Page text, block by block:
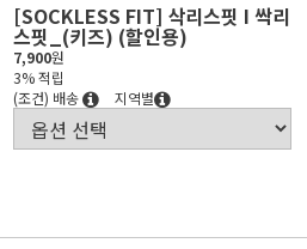
[SOCKLESS FIT] 삭리스핏 I 싹리
스핏_(키즈) (할인용)
7,900원
3% 적립
(조건) 배송
지역별